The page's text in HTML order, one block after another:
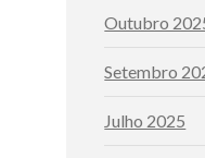
Outubro
Setembro
Julho 2025